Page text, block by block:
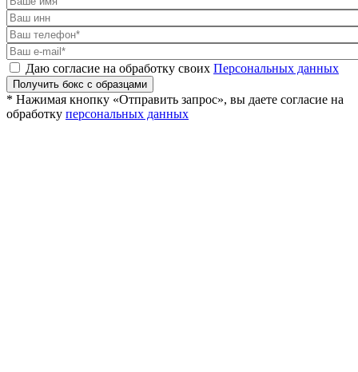
Даю согласие на обработку своих Персональных данных
Получить бокс с образцами
* Нажимая кнопку «Отправить запрос», вы даете согласие на
обработку персональных данных